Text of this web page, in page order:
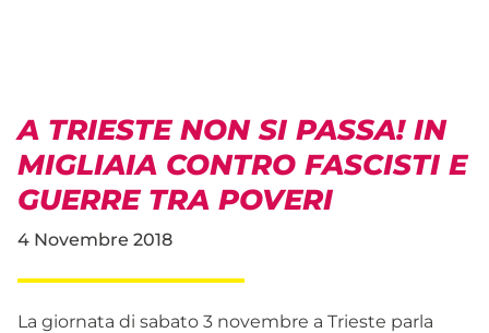
A TRIESTE NON SI PASSA! IN
MIGLIAIA CONTRO FASCISTI E
GUERRE TRA POVERI
4 Novembre 2018
La giornata di sabato 3 novembre a Trieste parla